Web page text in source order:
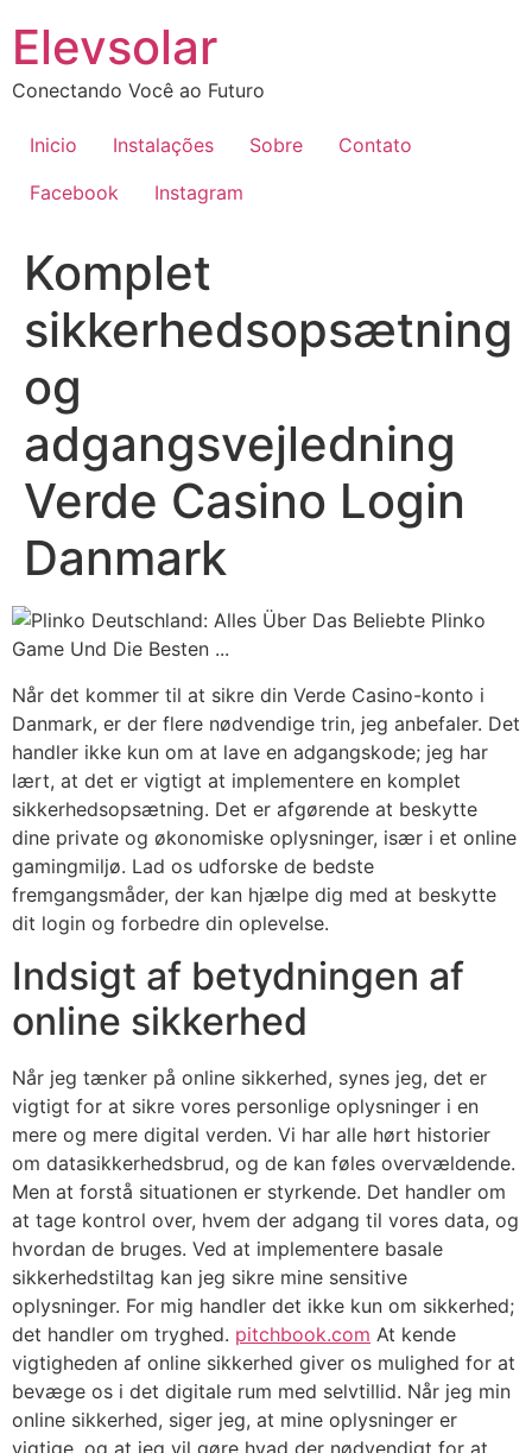
para
conteúdo
Elevsolar
Conectando Você ao Futuro
Inicio Instalações Sobre
Contato
Facebook
Instagram
Komplet
sikkerhedsopsætning
og
adgangsvejledning
Verde Casino Login
Danmark
Når det kommer til at sikre din Verde Casino-konto i
Danmark, er der flere nødvendige trin, jeg anbefaler. Det
handler ikke kun om at lave en adgangskode; jeg har
lært, at det er vigtigt at implementere en komplet
sikkerhedsopsætning. Det er afgørende at beskytte
dine private og økonomiske oplysninger, især i et online
gamingmiljø. Lad os udforske de bedste
fremgangsmåder, der kan hjælpe dig med at beskytte
dit login og forbedre din oplevelse.
Indsigt af betydningen af
online sikkerhed
Når jeg tænker på online sikkerhed, synes jeg, det er
vigtigt for at sikre vores personlige oplysninger i en
mere og mere digital verden. Vi har alle hørt historier
om datasikkerhedsbrud, og de kan føles overvældende.
Men at forstå situationen er styrkende. Det handler om
at tage kontrol over, hvem der adgang til vores data, og
hvordan de bruges. Ved at implementere basale
sikkerhedstiltag kan jeg sikre mine sensitive
oplysninger. For mig handler det ikke kun om sikkerhed;
det handler om tryghed. pitchbook.com At kende
vigtigheden af online sikkerhed giver os mulighed for at
bevæge os i det digitale rum med selvtillid. Når jeg min
online sikkerhed, siger jeg, at mine oplysninger er